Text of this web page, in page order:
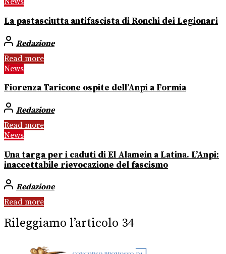
La pastasciutta antifascista di Ronchi dei Legionari
Redazione
Read more
News
Fiorenza Taricone ospite dell’Anpi a Formia
Redazione
Read more
News
Una targa per i caduti di El Alamein a Latina. L’Anpi:
inaccettabile rievocazione del fascismo
Redazione
Read more
Rileggiamo l’articolo 34